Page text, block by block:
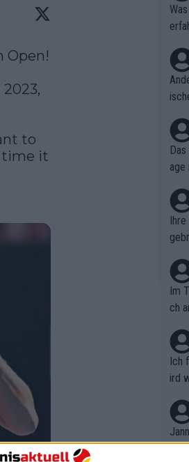
Open!
to
time it
age
ben.
Im
ch
Ich
ird
r in
em